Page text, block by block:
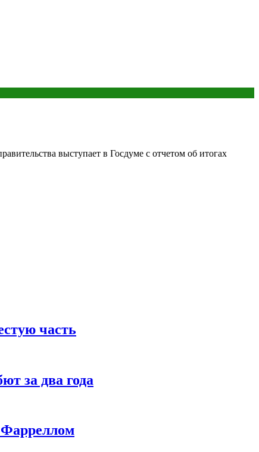
выступает в Госдуме с отчетом об итогах
часть
за два года
Фарреллом